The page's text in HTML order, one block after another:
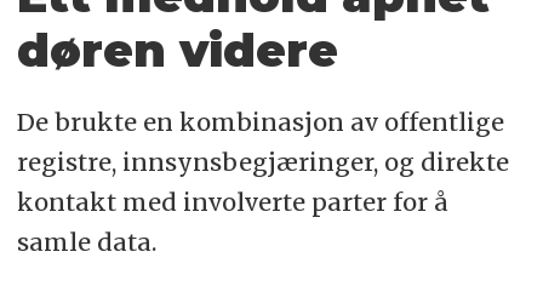
døren videre
De brukte en kombinasjon av offentlige
registre, innsynsbegjæringer, og direkte
kontakt med involverte parter for å
samle data.